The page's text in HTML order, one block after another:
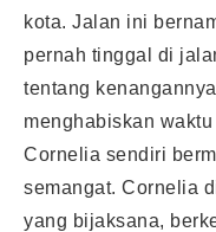
kota. Jalan ini
pernah tinggal di
tentang
menghabiskan
Cornelia sendiri
semangat. Cornelia
yang bijaksana,